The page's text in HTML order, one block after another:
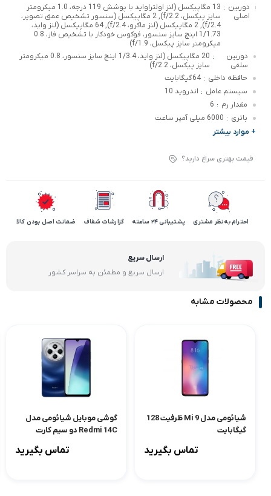
دوربین
اصلی
:
13 مگاپیکسل (لنز اولتراواید با پوشش 119 درجه، 1.0 میکرومتر
سایز پیکسل، f/2.2), 2 مگاپیکسل (سنسور تشخیص عمق تصویر،
f/2.4), 2 مگاپیکسل (لنز ماکرو، f/2.4), 64 مگاپیکسل (لنز واید،
1/1.73 اینچ سایز سنسور، فوکوس خودکار با تشخیص فاز، 0.8
میکرومتر سایز پیکسل، f/1.9)
دوربین
سلفی
:
20 مگاپیکسل (لنز واید، 1/3.4 اینچ سایز سنسور، 0.8 میکرومتر
سایز پیکسل، f/2.2)
حافظه داخلی : 64گیگابایت
سیستم عامل : اندروید 10
مقدار رم :
6
باتری : 6000 میلی آمپر ساعت
+ موارد بیشتر
قیمت بهتری سراغ دارید؟
احترام به نظر مشتری پشتیبانی 24 ساعته گزارشات شفاف ضمانت اصل بودن کالا
ارسال سریع
ارسال سریع و مطمئن به سراسر کشور
محصولات مشابه
شیائومی مدل Mi 9 ظرفیت 128
گیگابایت
تماس بگیرید
گوشی موبایل شیائومی مدل
Redmi 14C دو سیم کارت
تماس بگیرید